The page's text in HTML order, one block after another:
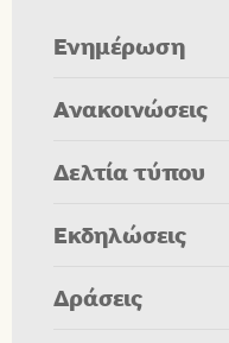
Ενημέρωση
Ανακοινώσεις
Δελτία τύπου
Εκδηλώσεις
Δράσεις